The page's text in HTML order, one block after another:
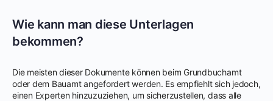
Wie kann man diese Unterlagen
bekommen?
Die meisten dieser Dokumente können beim Grundbuchamt
oder dem Bauamt angefordert werden. Es empfiehlt sich jedoch,
einen Experten hinzuzuziehen, um sicherzustellen, dass alle